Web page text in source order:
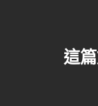
這